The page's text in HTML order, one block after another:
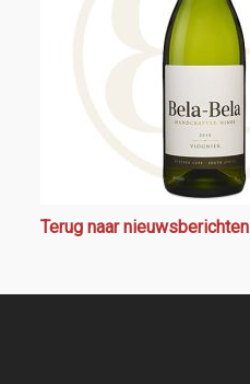
Terug naar nieuwsberichten